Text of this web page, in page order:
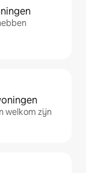
welkom zijn